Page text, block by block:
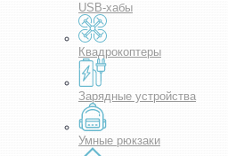
USB-хабы
Квадрокоптеры
Зарядные устройства
Умные рюкзаки